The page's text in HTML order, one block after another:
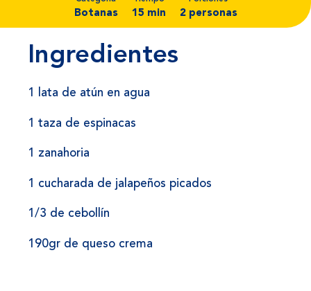
Botanas 15 min 2 personas
Ingredientes
1 lata de atún en agua
1 taza de espinacas
1 zanahoria
1 cucharada de jalapeños picados
1/3 de cebollín
190gr de queso crema